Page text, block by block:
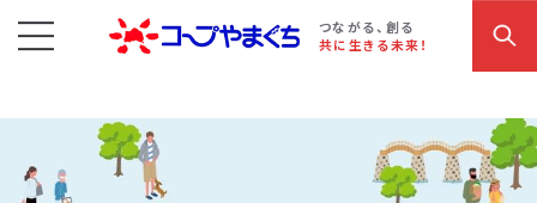
つながる、創る
共に生きる未来！
コープやまぐち お買い物・サービス こだわり商品 参加・イベント情報